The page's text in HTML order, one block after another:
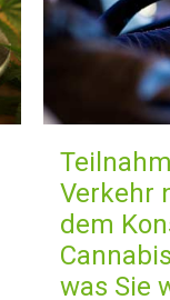
Verkehr
dem
was Sie